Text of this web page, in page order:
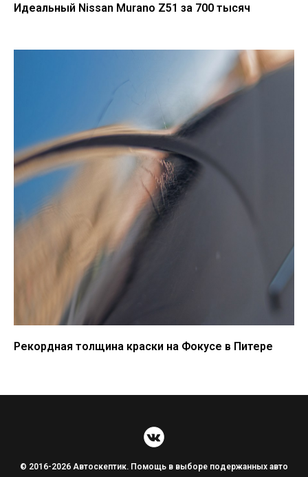
Идеальный Nissan Murano Z51 за 700 тысяч
Рекордная толщина краски на Фокусе в Питере
© 2016-2026 Автоскептик. Помощь в выборе подержанных авто